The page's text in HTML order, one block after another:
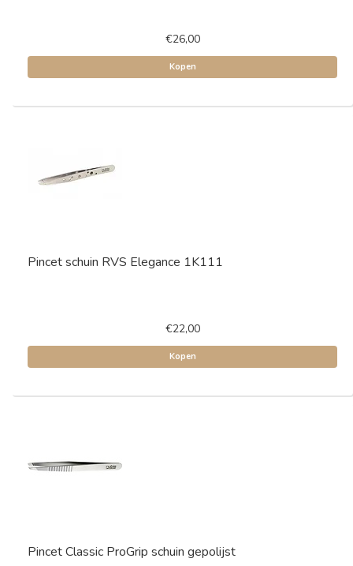
€26,00
Kopen
Pincet schuin RVS Elegance 1K111
€22,00
Kopen
Pincet Classic ProGrip schuin gepolijst